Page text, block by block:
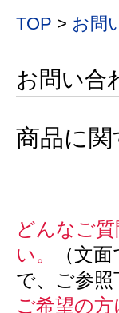
TOP > お問
お問い合
商品に
どんなご
い。
（文
で、ご参照
ご希望の